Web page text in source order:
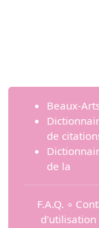
Beaux-
de
de la
F.A.Q. ∘
d'utilisation